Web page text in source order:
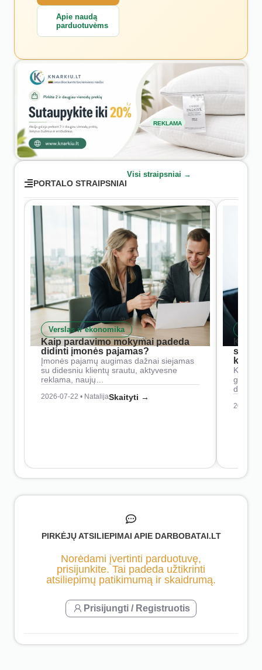
Apie naudą
parduotuvėms
REKLAMA
PORTALO STRAIPSNIAI
Visi straipsniai →
Verslas ir ekonomika
Kaip pardavimo mokymai padeda
didinti įmonės pajamas?
Įmonės pajamų augimas dažnai siejamas
su didesniu klientų srautu, aktyvesne
reklama, naujų…
2026-07-22 • NatalijaSkaityti →
Kaip
2026-
PIRKĖJŲ ATSILIEPIMAI APIE DARBOBATAI.LT
Norėdami įvertinti parduotuvę,
prisijunkite. Tai padeda užtikrinti
atsiliepimų patikimumą ir skaidrumą.
Prisijungti / Registruotis